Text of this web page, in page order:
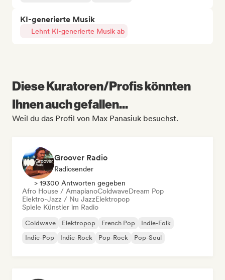
KI-generierte Musik
Lehnt KI-generierte Musik ab
Diese Kuratoren/Profis könnten
Ihnen auch gefallen...
Weil du das Profil von Max Panasiuk besuchst.
Groover Radio
Radiosender
> 19300 Antworten gegeben
Afro House / AmapianoColdwaveDream Pop
Elektro-Jazz / Nu JazzElektropop
Spiele Künstler im Radio
Coldwave Elektropop French Pop
Indie-Folk
Indie-Pop
Indie-Rock Pop-Rock Pop-Soul